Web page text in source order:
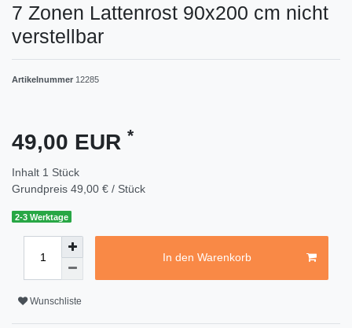
7 Zonen Lattenrost 90x200 cm nicht
verstellbar
Artikelnummer 12285
49,00 EUR *
Inhalt 1 Stück
Grundpreis 49,00 € / Stück
2-3 Werktage
In den Warenkorb
Wunschliste